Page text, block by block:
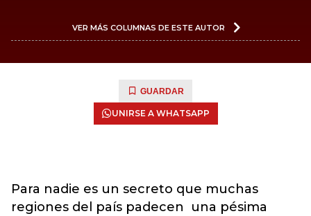
VER MÁS COLUMNAS DE ESTE AUTOR
GUARDAR
UNIRSE A WHATSAPP
Para nadie es un secreto que muchas
regiones del país padecen una pésima